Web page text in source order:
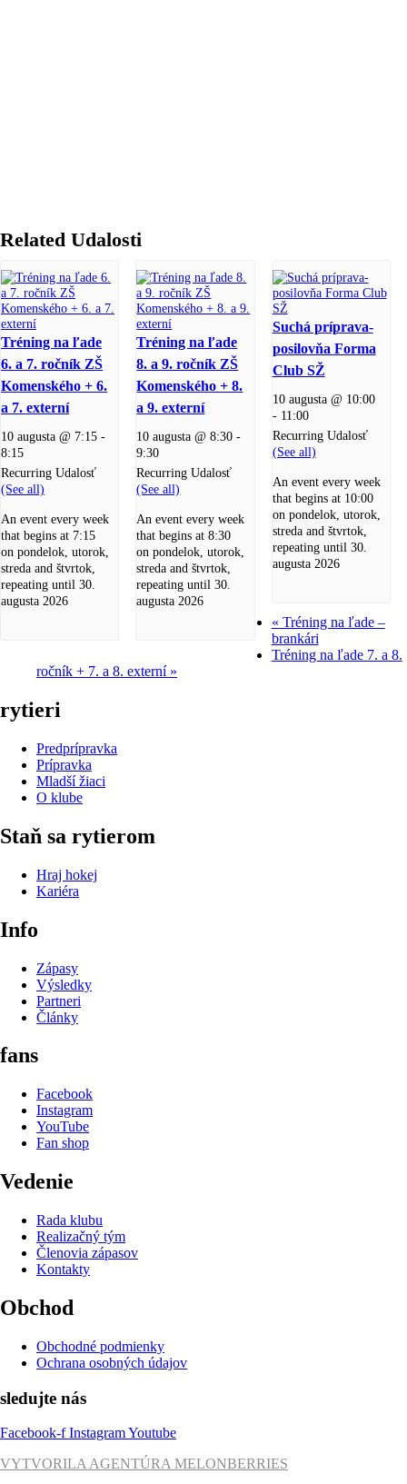
Related Udalosti
Tréning na ľade
6. a 7. ročník ZŠ
Komenského + 6.
a 7. externí
10 augusta @ 7:15 -
8:15
Recurring Udalosť
(See all)
An event every week
that begins at 7:15
on pondelok, utorok,
streda and štvrtok,
repeating until 30.
augusta 2026
Tréning na ľade
8. a 9. ročník ZŠ
Komenského + 8.
a 9. externí
10 augusta @ 8:30 -
9:30
Recurring Udalosť
(See all)
An event every week
that begins at 8:30
on pondelok, utorok,
streda and štvrtok,
repeating until 30.
augusta 2026
Suchá príprava-
posilovňa Forma
Club SŽ
10 augusta @ 10:00
- 11:00
Recurring Udalosť
(See all)
An event every week
that begins at 10:00
on pondelok, utorok,
streda and štvrtok,
repeating until 30.
augusta 2026
« Tréning na ľade –
brankári
Tréning na ľade 7. a 8.
ročník + 7. a 8. externí »
rytieri
Predprípravka
Prípravka
Mladší žiaci
O klube
Staň sa rytierom
Hraj hokej
Kariéra
Info
Zápasy
Výsledky
Partneri
Články
fans
Facebook
Instagram
YouTube
Fan shop
Vedenie
Rada klubu
Realizačný tým
Členovia zápasov
Kontakty
Obchod
Obchodné podmienky
Ochrana osobných údajov
sledujte nás
Facebook-f InstagramYoutube
VYTVORILA AGENTÚRA MELONBERRIES